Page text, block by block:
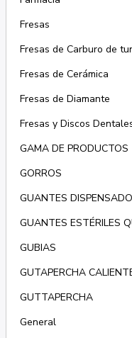
Fresas
Fresas de Carburo de
Fresas de Cerámica
Fresas de Diamante
Fresas y Discos
GAMA DE PRODUCTOS
GORROS
GUANTES
GUANTES ESTÉRILES
GUBIAS
GUTAPERCHA
GUTTAPERCHA
General